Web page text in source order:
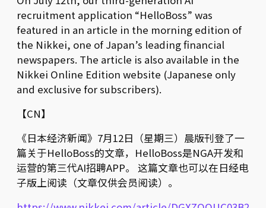
recruitment application “HelloBoss” was
featured in an article in the morning edition of
the Nikkei, one of Japan’s leading financial
newspapers. The article is also available in the
Nikkei Online Edition website (Japanese only
and exclusive for subscribers).
【CN】
《日本经济新闻》7月12日（星期三）晨版刊登了一
篇关于HelloBoss的文章，HelloBoss是NGA开发和
运营的第三代AI招聘APP。 这篇文章也可以在日经电
子版上阅读（文章仅供会员阅读）。